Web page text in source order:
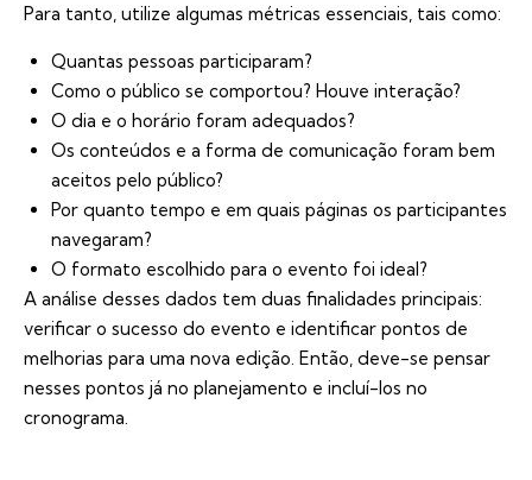
Para tanto, utilize algumas métricas essenciais, tais como:
Quantas pessoas participaram?
Como o público se comportou? Houve interação?
O dia e o horário foram adequados?
Os conteúdos e a forma de comunicação foram bem
aceitos pelo público?
Por quanto tempo e em quais páginas os participantes
navegaram?
O formato escolhido para o evento foi ideal?
A análise desses dados tem duas finalidades principais:
verificar o sucesso do evento e identificar pontos de
melhorias para uma nova edição. Então, deve-se pensar
nesses pontos já no planejamento e incluí-los no
cronograma.